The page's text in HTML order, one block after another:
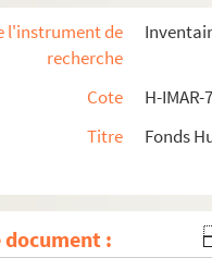
l'instrument de
recherche
Cote
H-IMAR-
Titre
Fonds
document :
H-IMAR-10-77-201. Saint
H-IMAR-10-77-202. Saint
H-IMAR-10-78-205. Saint
H-IMAR-10-79-207. Saint
H-IMAR-10-79-208. Saint